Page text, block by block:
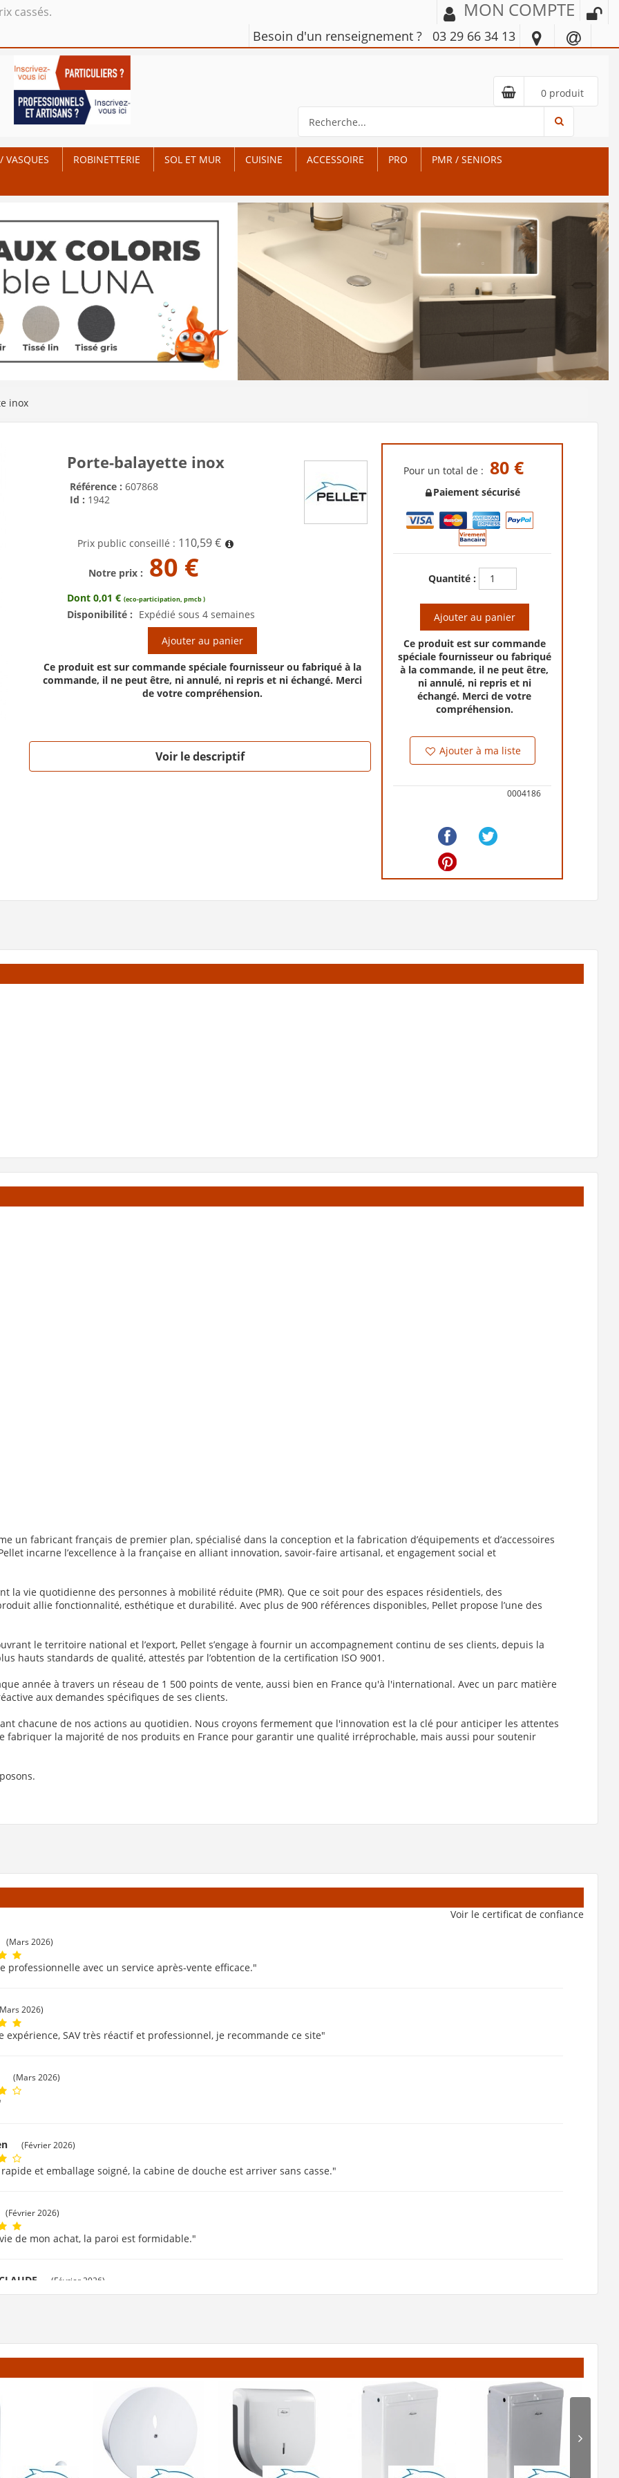
cassés. MON COMPTE
Besoin d'un renseignement ? 03 29 66 34 13
0 produit
VASQUES ROBINETTERIE SOL ET MUR CUISINE ACCESSOIRE PRO
PMR / SENIORS
inox
Porte-balayette inox
Référence : 607868
Id : 1942
Prix public conseillé : 110,59 €
Notre prix : 80 €
Dont 0,01 € (eco-participation, pmcb )
Disponibilité : Expédié sous 4 semaines
Ajouter au panier
Ce produit est sur commande spéciale fournisseur ou fabriqué à la
commande, il ne peut être, ni annulé, ni repris et ni échangé. Merci
de votre compréhension.
Voir le descriptif
Pour un total de : 80 €
Paiement sécurisé
Quantité :
Ajouter au panier
Ce produit est sur commande
spéciale fournisseur ou fabriqué
à la commande, il ne peut être,
ni annulé, ni repris et ni
échangé. Merci de votre
compréhension.
Ajouter à ma liste
0004186
un fabricant français de premier plan, spécialisé dans la conception et la fabrication d’équipements et d’accessoires
incarne l’excellence à la française en alliant innovation, savoir-faire artisanal, et engagement social et
la vie quotidienne des personnes à mobilité réduite (PMR). Que ce soit pour des espaces résidentiels, des
allie fonctionnalité, esthétique et durabilité. Avec plus de 900 références disponibles, Pellet propose l’une des
le territoire national et l’export, Pellet s’engage à fournir un accompagnement continu de ses clients, depuis la
hauts standards de qualité, attestés par l’obtention de la certification ISO 9001.
année à travers un réseau de 1 500 points de vente, aussi bien en France qu'à l'international. Avec un parc matière
aux demandes spécifiques de ses clients.
chacune de nos actions au quotidien. Nous croyons fermement que l'innovation est la clé pour anticiper les attentes
fabriquer la majorité de nos produits en France pour garantir une qualité irréprochable, mais aussi pour soutenir
Voir le certificat de confiance
(Mars 2026)
professionnelle avec un service après-vente efficace."
2026)
expérience, SAV très réactif et professionnel, je recommande ce site"
(Mars 2026)
(Février 2026)
et emballage soigné, la cabine de douche est arriver sans casse."
(Février 2026)
de mon achat, la paroi est formidable."
(Février 2026)
facilement mes produits. Livraison rapide et bien emballé. Merci"
à la description. Livraison rapide."